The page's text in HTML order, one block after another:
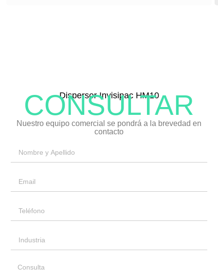
Dispersor Invisipac HM10
CONSULTAR
Nuestro equipo comercial se pondrá a la brevedad en
contacto